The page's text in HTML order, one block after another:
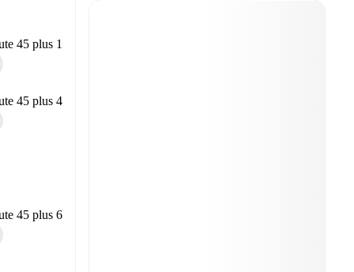
45 plus 1
45 plus 4
45 plus 6